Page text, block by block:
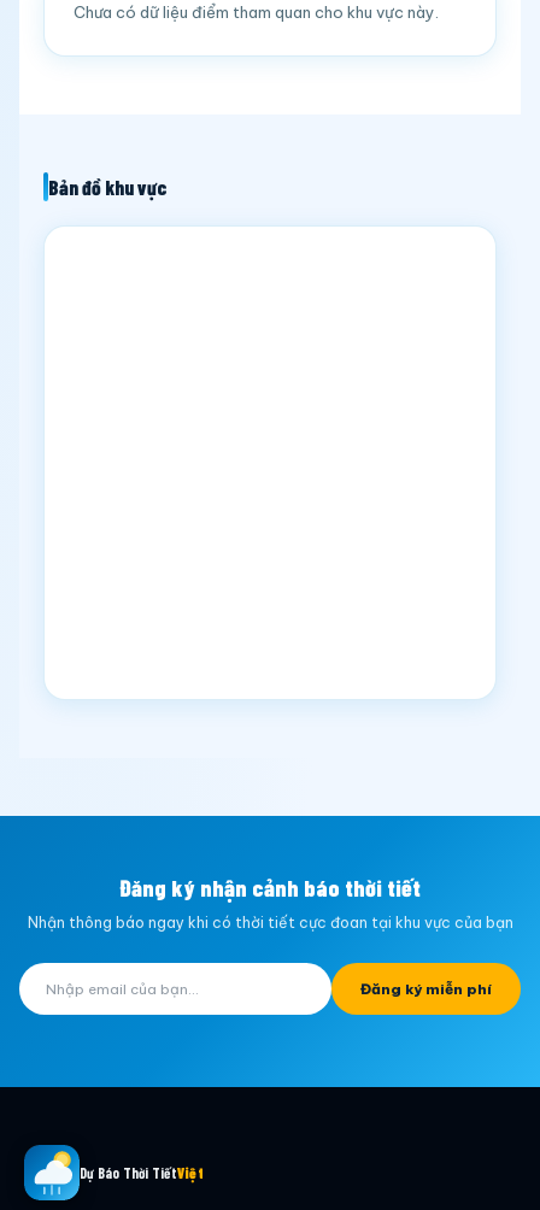
Chưa có dữ liệu điểm tham quan cho khu vực này.
Bản đồ khu vực
Đăng ký nhận cảnh báo thời tiết
Nhận thông báo ngay khi có thời tiết cực đoan tại khu vực của bạn
Đăng ký miễn phí
Dự Báo Thời TiếtViệt